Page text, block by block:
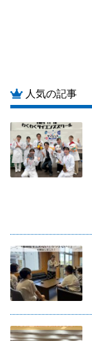
人気の記事